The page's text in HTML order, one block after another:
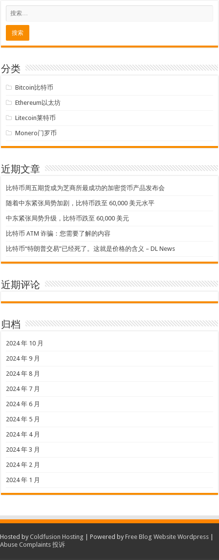
分类
Bitcoin比特币
Ethereum以太坊
Litecoin莱特币
Monero门罗币
近期文章
比特币周五期货成为芝商所最成功的加密货币产品发布会
随着中东紧张局势加剧，比特币跌至 60,000 美元水平
中东紧张局势升级，比特币跌至 60,000 美元
比特币 ATM 诈骗：您需要了解的内容
比特币“特朗普交易”已经死了。这就是价格的含义 – DL News
近期评论
归档
2024 年 10 月
2024 年 9 月
2024 年 8 月
2024 年 7 月
2024 年 6 月
2024 年 5 月
2024 年 4 月
2024 年 3 月
2024 年 2 月
2024 年 1 月
Hosted by Coldfusion Hosting | Powered by Free Blog Website Wordpress
Abuse Complaints 投诉